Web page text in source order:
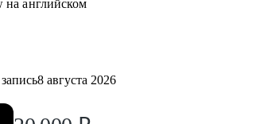
на английском
8 августа 2026